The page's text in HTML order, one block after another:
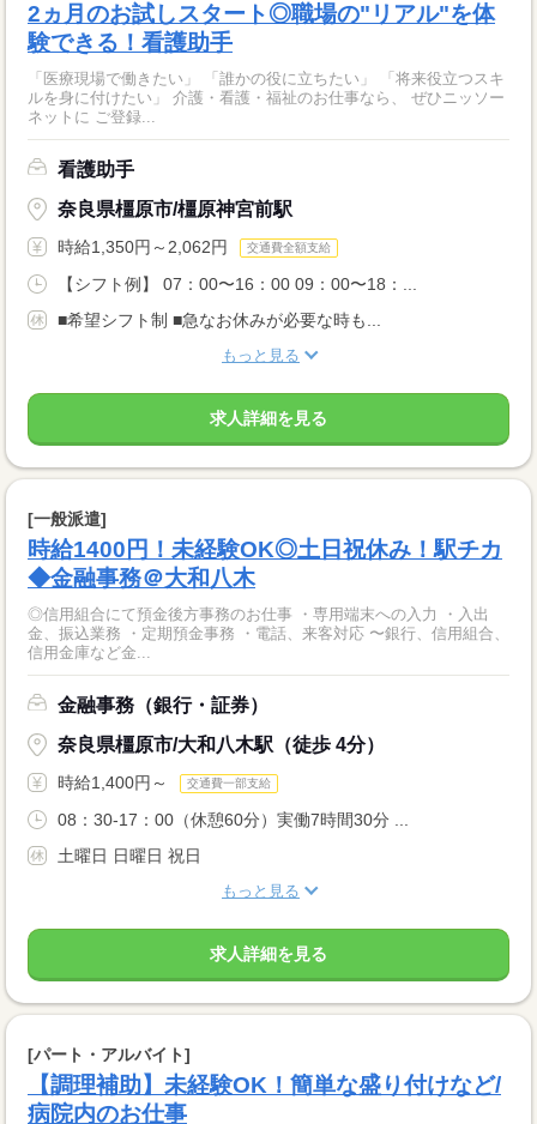
2ヵ月のお試しスタート◎職場の"リアル"を体
験できる！看護助手
「医療現場で働きたい」 「誰かの役に立ちたい」 「将来役立つスキ
ルを身に付けたい」 介護・看護・福祉のお仕事なら、 ぜひニッソー
ネットに ご登録...
看護助手
奈良県橿原市/橿原神宮前駅
時給1,350円～2,062円 交通費全額支給
【シフト例】 07：00〜16：00 09：00〜18：...
■希望シフト制 ■急なお休みが必要な時も...
もっと見る
求人詳細を見る
[一般派遣]
時給1400円！未経験OK◎土日祝休み！駅チカ
◆金融事務＠大和八木
◎信用組合にて預金後方事務のお仕事 ・専用端末への入力 ・入出
金、振込業務 ・定期預金事務 ・電話、来客対応 〜銀行、信用組合、
信用金庫など金...
金融事務（銀行・証券）
奈良県橿原市/大和八木駅（徒歩 4分）
時給1,400円～ 交通費一部支給
08：30-17：00（休憩60分）実働7時間30分 ...
土曜日 日曜日 祝日
もっと見る
求人詳細を見る
[パート・アルバイト]
【調理補助】未経験OK！簡単な盛り付けなど/
病院内のお仕事